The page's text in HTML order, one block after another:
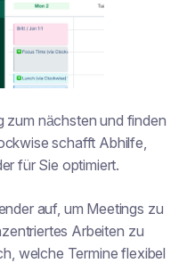
zum nächsten und finden
schafft Abhilfe,
für Sie optimiert.
auf, um Meetings zu
Arbeiten zu
welche Termine flexibel